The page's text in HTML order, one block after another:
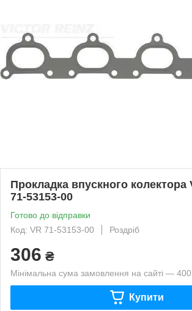
Прокладка впускного колектора
71-53153-00
Готово до відправки
Код: VR 71-53153-00
Роздріб
306 ₴
Мінімальна сума замовлення на сайті —
Купити